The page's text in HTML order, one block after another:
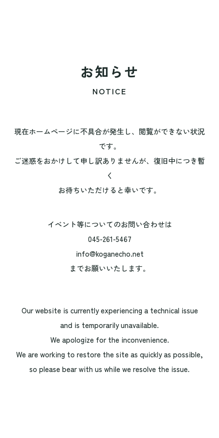
お知らせ
NOTICE
現在ホームページに不具合が発生し、閲覧ができない状況
です。
ご迷惑をおかけして申し訳ありませんが、復旧中につき暫
く
お待ちいただけると幸いです。
イベント等についてのお問い合わせは
045-261-5467
info@koganecho.net
までお願いいたします。
Our website is currently experiencing a technical issue
and is temporarily unavailable.
We apologize for the inconvenience.
We are working to restore the site as quickly as possible,
so please bear with us while we resolve the issue.